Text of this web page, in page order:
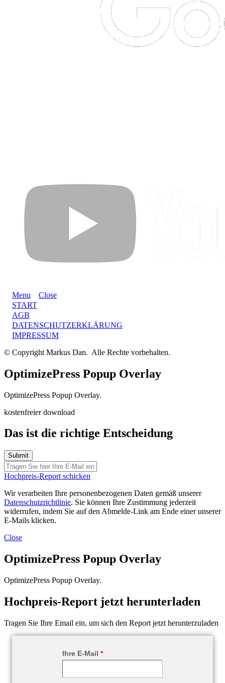
Menu
Close
START
AGB
DATENSCHUTZERKLÄRUNG
IMPRESSUM
© Copyright Markus Dan. Alle Rechte vorbehalten.
OptimizePress Popup Overlay
OptimizePress Popup Overlay.
kostenfreier download
Das ist die richtige Entscheidung
Hochpreis-Report schicken
Wir verarbeiten Ihre personenbezogenen Daten gemäß unserer
Datenschutzrichtlinie. Sie können Ihre Zustimmung jederzeit
widerrufen, indem Sie auf den Abmelde-Link am Ende einer unserer
E-Mails klicken.
Close
OptimizePress Popup Overlay
OptimizePress Popup Overlay.
Hochpreis-Report jetzt herunterladen
Tragen Sie Ihre Email ein, um sich den Report jetzt herunterzuladen
Ihre E-Mail *